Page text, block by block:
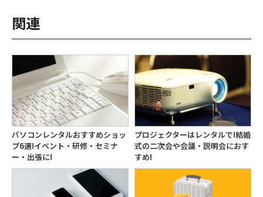
関連
パソコンレンタルおすすめショッ
プ6選!イベント・研修・セミナ
ー・出張に!
プロジェクターはレンタルで!結婚
式の二次会や会議・説明会におす
すめ!